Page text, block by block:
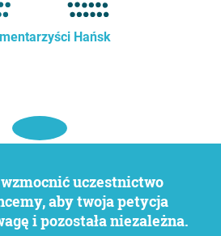
Hańsk
aby twoja petycja
i pozostała niezależna.